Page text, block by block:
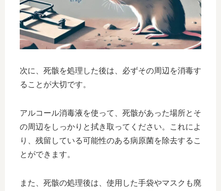
次に、死骸を処理した後は、必ずその周辺を消毒す
ることが大切です。
アルコール消毒液を使って、死骸があった場所とそ
の周辺をしっかりと拭き取ってください。これによ
り、残留している可能性のある病原菌を除去するこ
とができます。
また、死骸の処理後は、使用した手袋やマスクも廃